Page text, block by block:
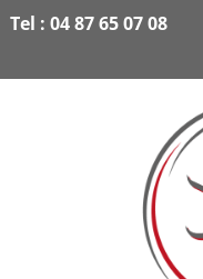
Tel : 04 87 65 07 08